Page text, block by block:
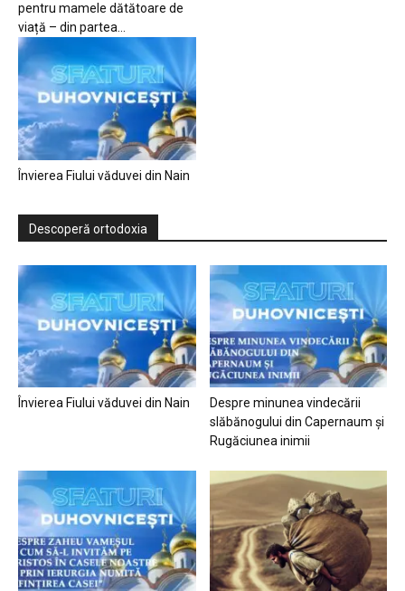
pentru mamele dătătoare de
viață – din partea...
Învierea Fiului văduvei din Nain
Descoperă ortodoxia
Învierea Fiului văduvei din Nain
Despre minunea vindecării
slăbănogului din Capernaum și
Rugăciunea inimii